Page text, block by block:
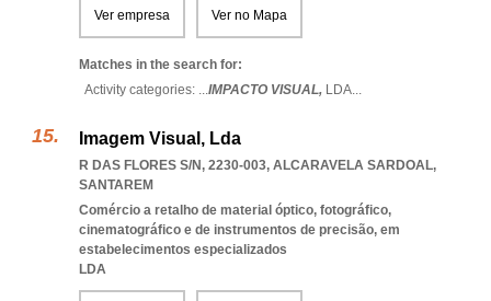
Ver empresa Ver no Mapa
Matches in the search for:
Activity categories: ...IMPACTO VISUAL, LDA...
Imagem Visual, Lda
R DAS FLORES S/N, 2230-003, ALCARAVELA SARDOAL,
SANTAREM
Comércio a retalho de material óptico, fotográfico,
cinematográfico e de instrumentos de precisão, em
estabelecimentos especializados
LDA